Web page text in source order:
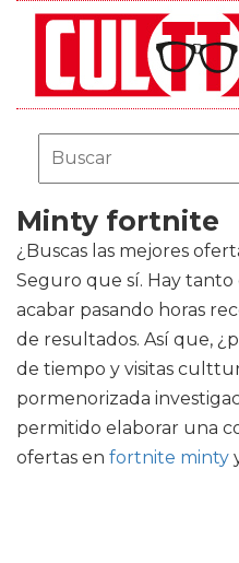
Minty fortnite
¿Buscas las mejores
Seguro que sí. Hay
acabar pasando horas
de resultados. Así que,
de tiempo y visitas
pormenorizada
permitido elaborar una
ofertas en fortnite minty